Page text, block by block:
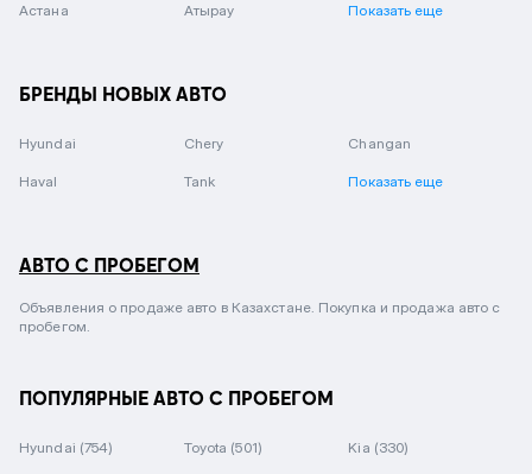
Астана Атырау Показать еще
БРЕНДЫ НОВЫХ АВТО
Hyundai Chery Changan
Haval Tank Показать еще
АВТО С ПРОБЕГОМ
Объявления о продаже авто в Казахстане. Покупка и продажа авто с
пробегом.
ПОПУЛЯРНЫЕ АВТО С ПРОБЕГОМ
Hyundai (754) Toyota (501) Kia (330)